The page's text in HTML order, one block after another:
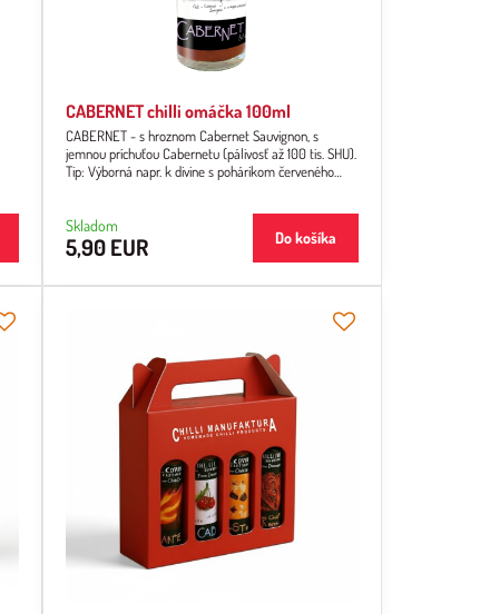
CABERNET chilli omáčka 100ml
CABERNET - s hroznom Cabernet Sauvignon, s
jemnou príchuťou Cabernetu (pálivosť až 100 tis. SHU).
Tip: Výborná napr. k divine s pohárikom červeného
Skladom
5,90 EUR Do košíka